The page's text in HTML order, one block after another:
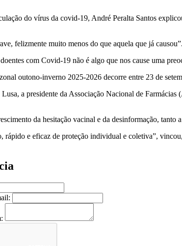
do vírus da covid-19, André Peralta Santos
felizmente muito menos do que aquela que já
com Covid-19 não é algo que nos cause uma
outono-inverno 2025-2026 decorre entre 23 de
a presidente da Associação Nacional de
da hesitação vacinal e da desinformação,
rápido e eficaz de proteção individual e coletiva”,